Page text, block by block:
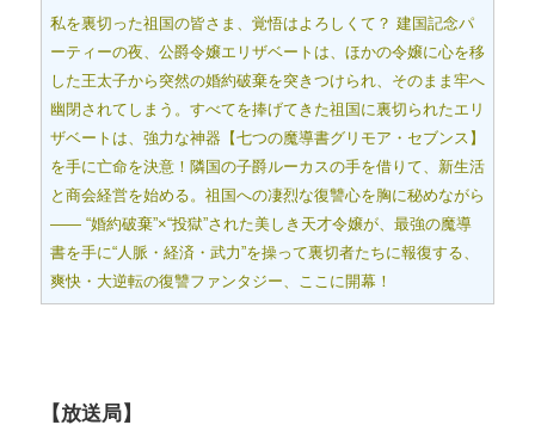
私を裏切った祖国の皆さま、覚悟はよろしくて？ 建国記念パ
ーティーの夜、公爵令嬢エリザベートは、ほかの令嬢に心を移
した王太子から突然の婚約破棄を突きつけられ、そのまま牢へ
幽閉されてしまう。すべてを捧げてきた祖国に裏切られたエリ
ザベートは、強力な神器【七つの魔導書グリモア・セブンス】
を手に亡命を決意！隣国の子爵ルーカスの手を借りて、新生活
と商会経営を始める。祖国への凄烈な復讐心を胸に秘めながら
―― “婚約破棄”×“投獄”された美しき天才令嬢が、最強の魔導
書を手に“人脈・経済・武力”を操って裏切者たちに報復する、
爽快・大逆転の復讐ファンタジー、ここに開幕！
【放送局】